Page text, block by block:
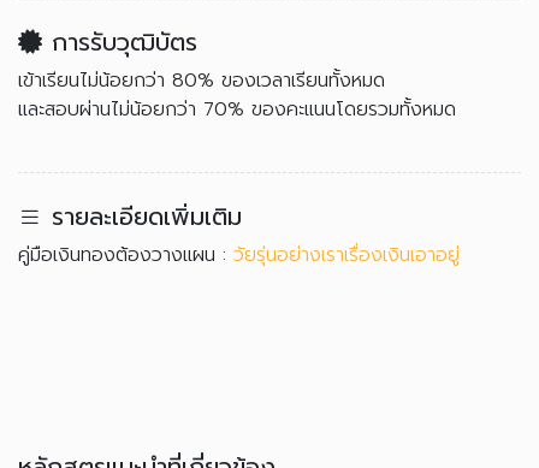
การรับวุฒิบัตร
เข้าเรียนไม่น้อยกว่า 80% ของเวลาเรียนทั้งหมด
และสอบผ่านไม่น้อยกว่า 70% ของคะแนนโดยรวมทั้งหมด
รายละเอียดเพิ่มเติม
คู่มือเงินทองต้องวางแผน : วัยรุ่นอย่างเราเรื่องเงินเอาอยู่